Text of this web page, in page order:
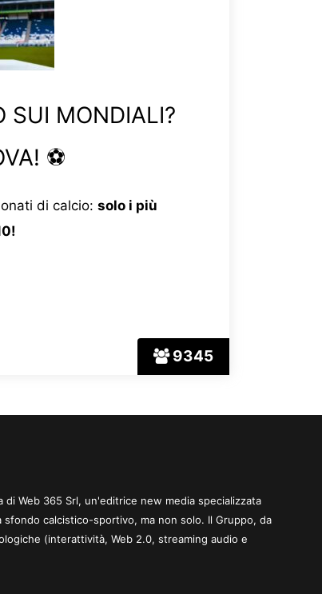
9345
SUI MONDIALI?
⚽
di calcio: solo i più
Web 365 Srl, un'editrice new media specializzata
calcistico-sportivo, ma non solo. Il Gruppo, da
(interattività, Web 2.0, streaming audio e